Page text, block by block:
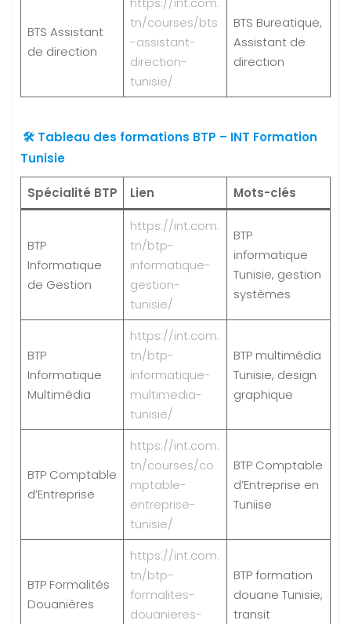
BTS Assistant
de direction
tn/courses/bts
-assistant-
direction-
tunisie/
BTS Bureatique,
Assistant de
direction
🛠️ Tableau des formations BTP – INT Formation
Tunisie
Spécialité BTP Lien Mots-clés
BTP
Informatique
de Gestion
https://int.com.
tn/btp-
informatique-
gestion-
tunisie/
BTP
informatique
Tunisie, gestion
systèmes
BTP
Informatique
Multimédia
https://int.com.
tn/btp-
informatique-
multimedia-
tunisie/
BTP multimédia
Tunisie, design
graphique
BTP Comptable
d’Entreprise
https://int.com.
tn/courses/co
mptable-
entreprise-
tunisie/
BTP Comptable
d’Entreprise en
Tuniise
BTP Formalités
Douanières
https://int.com.
tn/btp-
formalites-
douanieres-
BTP formation
douane Tunisie,
transit